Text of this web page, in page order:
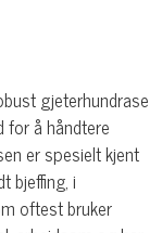
gjeterhundrase
for å håndtere
er spesielt kjent
bjeffing, i
oftest bruker